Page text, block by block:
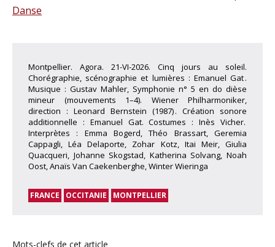
Danse
Montpellier. Agora. 21-VI-2026. Cinq jours au soleil.
Chorégraphie, scénographie et lumières : Emanuel Gat .
Musique : Gustav Mahler, Symphonie n° 5 en do dièse
mineur (mouvements 1–4). Wiener Philharmoniker,
direction : Leonard Bernstein (1987) . Création sonore
additionnelle : Emanuel Gat. Costumes : Inès Vicher.
Interprètes : Emma Bogerd, Théo Brassart, Geremia
Cappagli, Léa Delaporte, Zohar Kotz, Itai Meir, Giulia
Quacqueri, Johanne Skogstad, Katherina Solvang, Noah
Oost, Anaïs Van Caekenberghe, Winter Wieringa
FRANCE OCCITANIE MONTPELLIER
Mots-clefs de cet article